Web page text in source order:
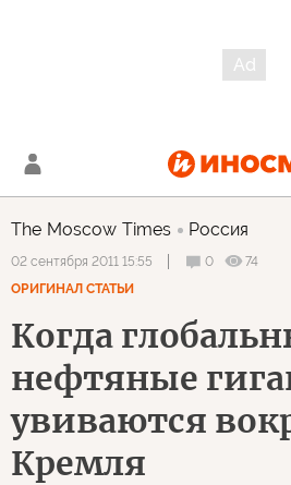
The Moscow Times Россия
02 сентября 2011 15:55 0
74
ОРИГИНАЛ СТАТЬИ
Когда
нефтяные
увиваются
Кремля